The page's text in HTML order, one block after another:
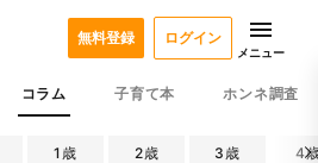
コラム 子育て本 ホンネ調査
無料登録 ログイン
メニュー
1歳 2歳 3歳 4